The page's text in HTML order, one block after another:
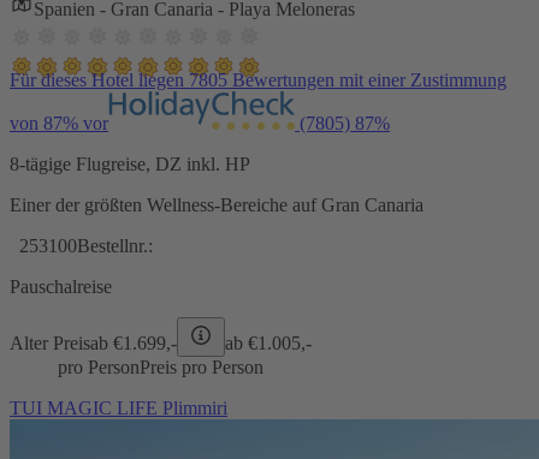
Spanien - Gran Canaria - Playa Meloneras
Für dieses Hotel liegen 7805 Bewertungen mit einer Zustimmung
von 87% vor (7805) 87%
8-tägige Flugreise, DZ inkl. HP
Einer der größten Wellness-Bereiche auf Gran Canaria
253100Bestellnr.:
Pauschalreise
Alter Preisab €1.699,- ab €1.005,-
pro PersonPreis pro Person
TUI MAGIC LIFE Plimmiri